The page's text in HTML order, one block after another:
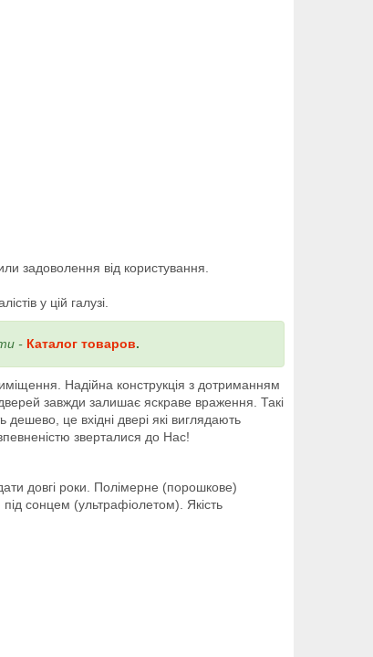
задоволення від користування.
у цій галузі.
- Каталог товаров.
Надійна конструкція з дотриманням
завжди залишає яскраве враження. Такі
це вхідні двері які виглядають
зверталися до Нас!
довгі роки. Полімерне (порошкове)
сонцем (ультрафіолетом). Якість